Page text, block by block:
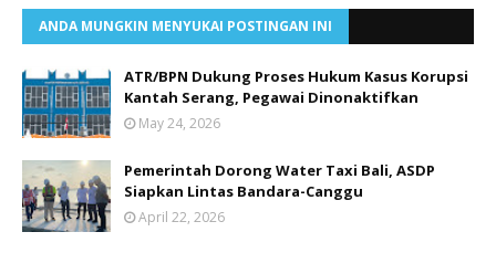
ANDA MUNGKIN MENYUKAI POSTINGAN INI
ATR/BPN Dukung Proses Hukum Kasus Korupsi
Kantah Serang, Pegawai Dinonaktifkan
May 24, 2026
Pemerintah Dorong Water Taxi Bali, ASDP
Siapkan Lintas Bandara-Canggu
April 22, 2026